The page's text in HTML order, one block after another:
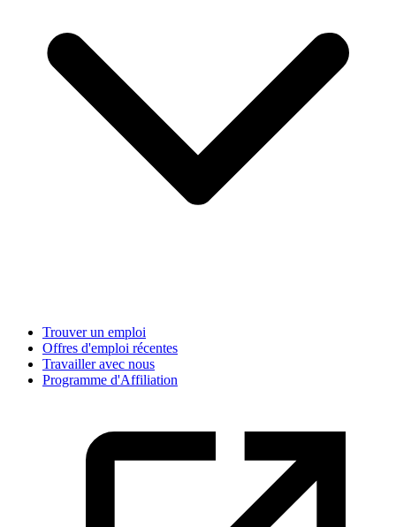
Trouver un emploi
Offres d'emploi récentes
Travailler avec nous
Programme d'Affiliation